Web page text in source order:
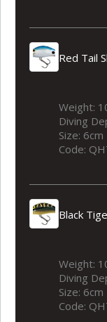
Red Tail
Weight:
Diving
Size:
Code:
Black
Weight:
Diving
Size:
Code: